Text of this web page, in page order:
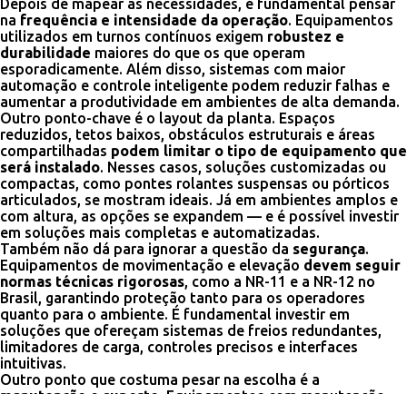
Depois de mapear as necessidades, é fundamental pensar
na frequência e intensidade da operação. Equipamentos
utilizados em turnos contínuos exigem robustez e
durabilidade maiores do que os que operam
esporadicamente. Além disso, sistemas com maior
automação e controle inteligente podem reduzir falhas e
aumentar a produtividade em ambientes de alta demanda.
Outro ponto-chave é o layout da planta. Espaços
reduzidos, tetos baixos, obstáculos estruturais e áreas
compartilhadas podem limitar o tipo de equipamento que
será instalado. Nesses casos, soluções customizadas ou
compactas, como pontes rolantes suspensas ou pórticos
articulados, se mostram ideais. Já em ambientes amplos e
com altura, as opções se expandem — e é possível investir
em soluções mais completas e automatizadas.
Também não dá para ignorar a questão da segurança.
Equipamentos de movimentação e elevação devem seguir
normas técnicas rigorosas, como a NR-11 e a NR-12 no
Brasil, garantindo proteção tanto para os operadores
quanto para o ambiente. É fundamental investir em
soluções que ofereçam sistemas de freios redundantes,
limitadores de carga, controles precisos e interfaces
intuitivas.
Outro ponto que costuma pesar na escolha é a